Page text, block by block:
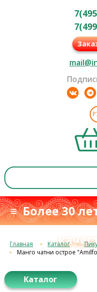
≡ Более 30
Главная Каталог
Манго чатни острое
Каталог